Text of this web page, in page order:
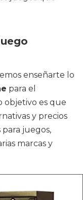
enseñarte lo
para el
objetivo es que
y precios
juegos,
marcas y